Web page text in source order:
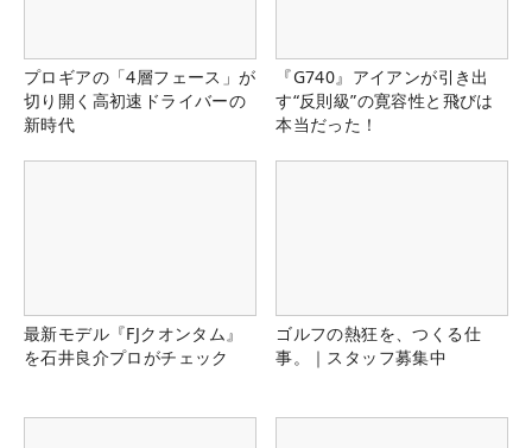
プロギアの「4層フェース」が
切り開く高初速ドライバーの
新時代
『G740』アイアンが引き出
す“反則級”の寛容性と飛びは
本当だった！
最新モデル『FJクオンタム』
を石井良介プロがチェック
ゴルフの熱狂を、つくる仕
事。｜スタッフ募集中